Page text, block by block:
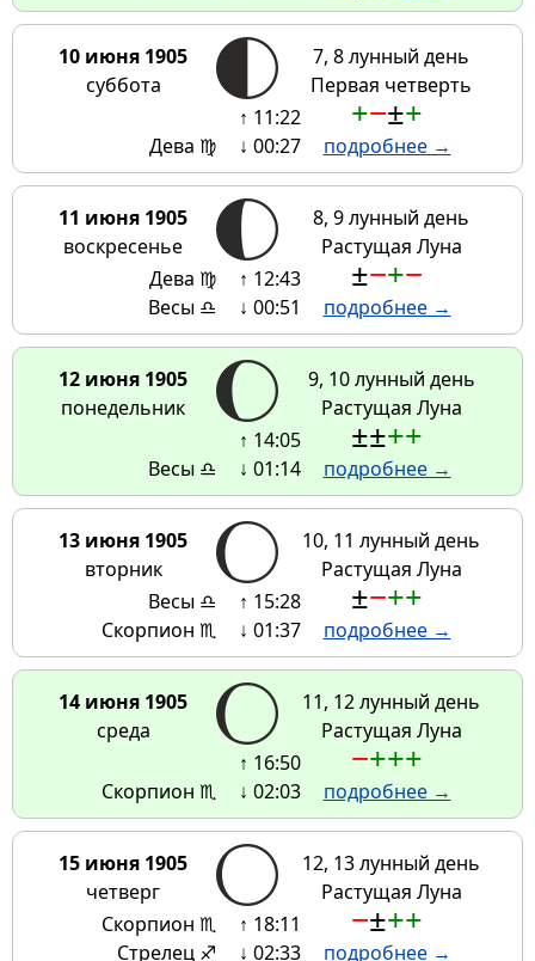
10 июня 1905
суббота
7, 8 лунный день
Первая четверть
Дева ♍
↑ 11:22
↓ 00:27
+−±+
подробнее →
11 июня 1905
воскресенье
8, 9 лунный день
Растущая Луна
Дева ♍
Весы ♎
↑ 12:43
↓ 00:51
±−+−
подробнее →
12 июня 1905
понедельник
9, 10 лунный день
Растущая Луна
Весы ♎
↑ 14:05
↓ 01:14
±±++
подробнее →
13 июня 1905
вторник
10, 11 лунный день
Растущая Луна
Весы ♎
Скорпион ♏
↑ 15:28
↓ 01:37
±−++
подробнее →
14 июня 1905
среда
11, 12 лунный день
Растущая Луна
Скорпион ♏
↑ 16:50
↓ 02:03
−+++
подробнее →
15 июня 1905
четверг
12, 13 лунный день
Растущая Луна
Скорпион ♏
Стрелец ♐
↑ 18:11
↓ 02:33
−±++
подробнее →